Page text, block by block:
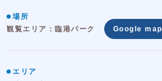
場所
観覧エリア：臨港パーク
Google map
エリア